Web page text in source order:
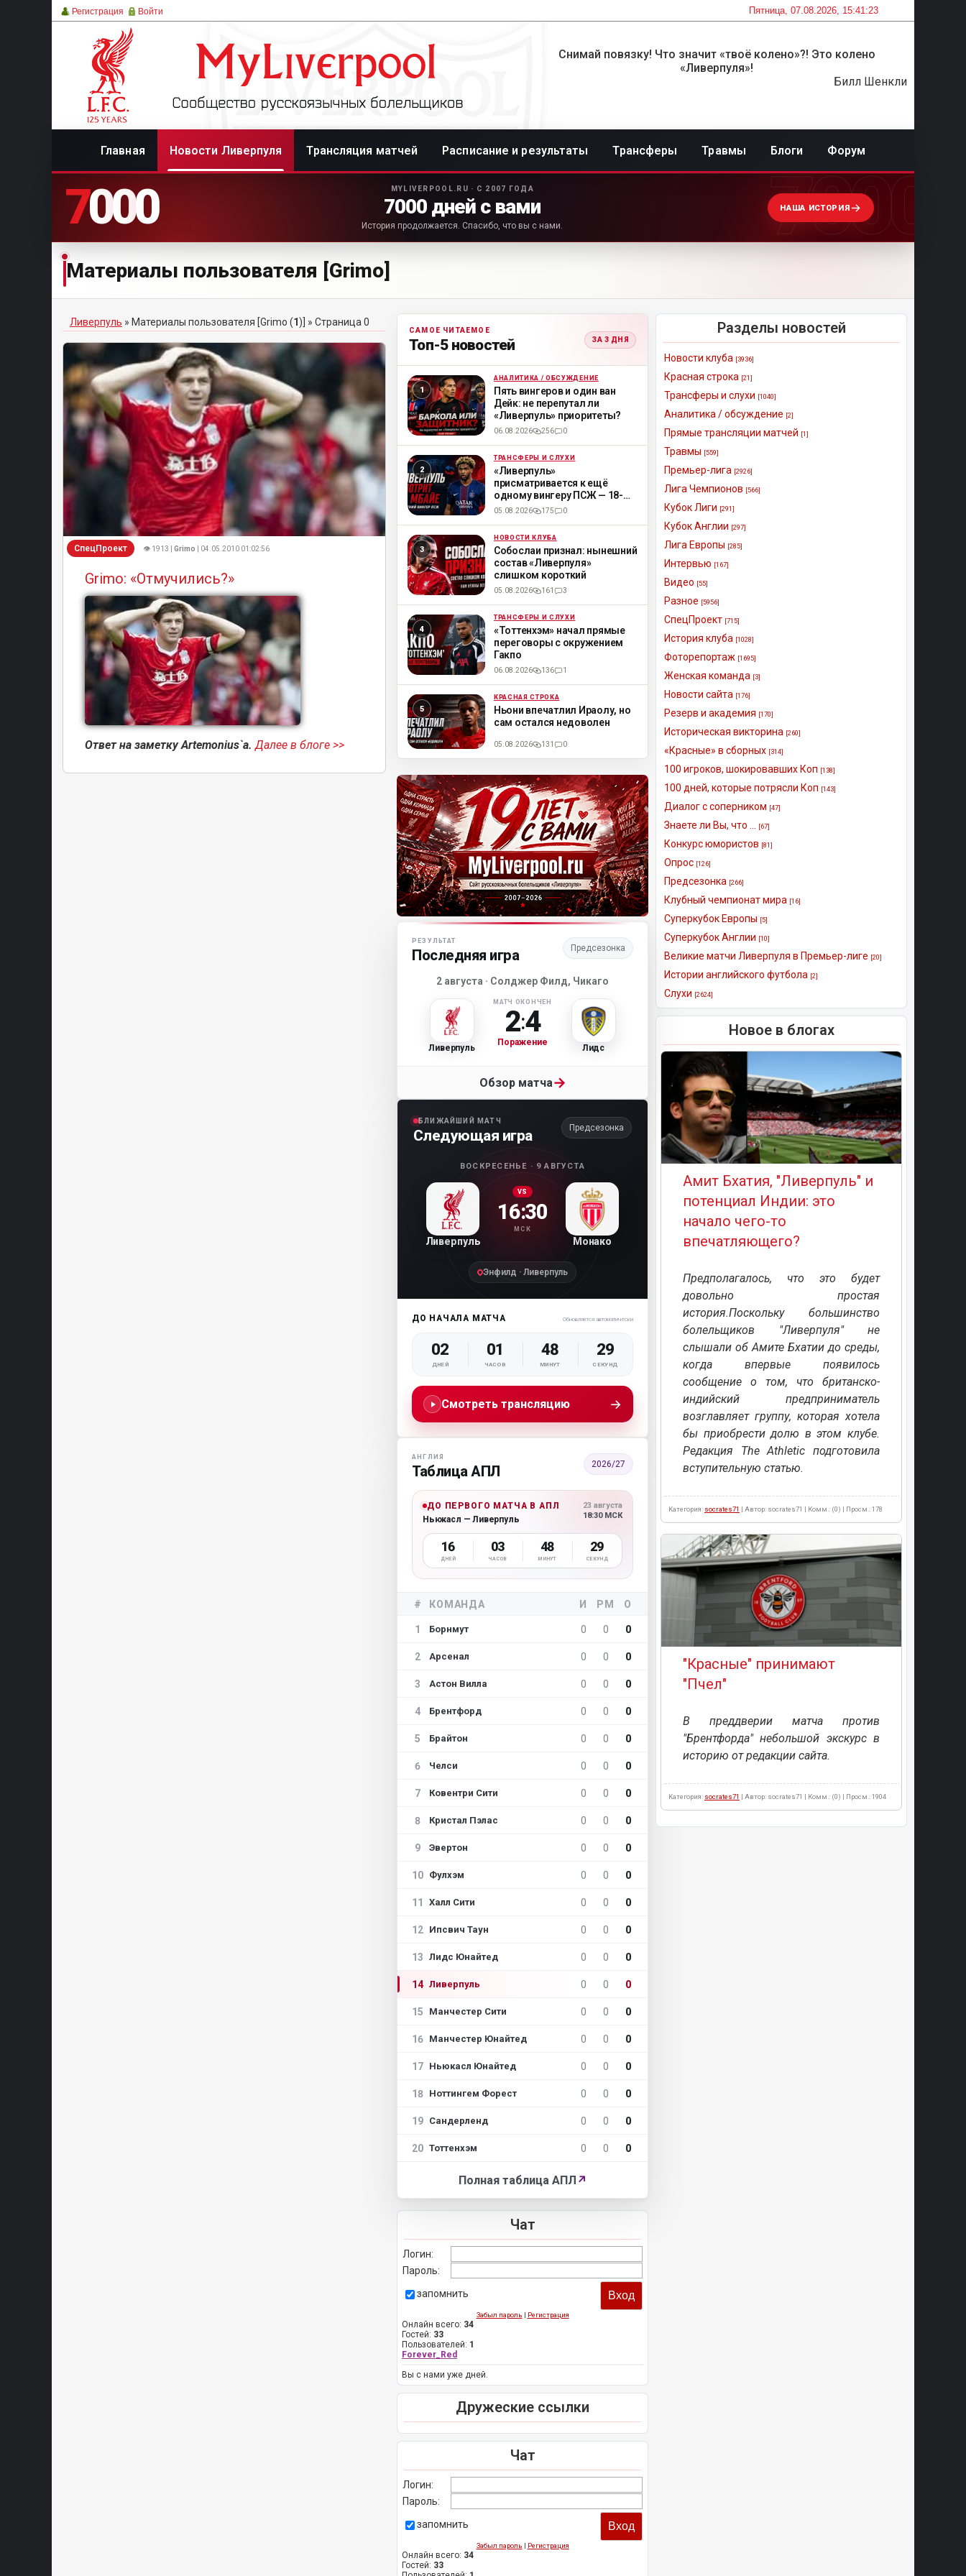
Пятница, 07.08.2026, 15:41:23
Регистрация Войти
Снимай повязку! Что значит «твоё колено»?! Это колено
«Ливерпуля»!
Билл Шенкли
Главная Новости Ливерпуля Трансляция матчей Расписание и результаты Трансферы Травмы Блоги Форум
7000
7000 MYLIVERPOOL.RU · С 2007 ГОДА
7000 дней с вами
История продолжается. Спасибо, что вы с нами.
НАША ИСТОРИЯ
Материалы пользователя [Grimo]
Ливерпуль » Материалы пользователя [Grimo (1 )] » Страница 0
СпецПроект 👁 1913 | Grimo | 04.05.2010 01:02:56
Grimo: «Отмучились?»
Ответ на заметку Artemonius`а. Далее в блоге >>
САМОЕ ЧИТАЕМОЕ
Топ-5 новостей ЗА 3 ДНЯ
ML АНАЛИТИКА / ОБСУЖДЕНИЕ
Пять вингеров и один ван
Дейк: не перепутал ли
«Ливерпуль» приоритеты?
06.08.2026 256 0
ML ТРАНСФЕРЫ И СЛУХИ
«Ливерпуль»
присматривается к ещё
одному вингеру ПСЖ — 18-
летнему Мбайе
05.08.2026 175 0
ML НОВОСТИ КЛУБА
Собослаи признал: нынешний
состав «Ливерпуля»
слишком короткий
05.08.2026 161 3
ML ТРАНСФЕРЫ И СЛУХИ
«Тоттенхэм» начал прямые
переговоры с окружением
Гакпо
06.08.2026 136 1
ML КРАСНАЯ СТРОКА
Ньони впечатлил Ираолу, но
сам остался недоволен
05.08.2026 131 0
Матч-центр «Ливерпуля»
РЕЗУЛЬТАТ
Последняя игра Предсезонка
2 августа · Солджер Филд, Чикаго
Ливерпуль
МАТЧ ОКОНЧЕН
2:4
Поражение
Лидс
Обзор матча→
БЛИЖАЙШИЙ МАТЧ
Следующая игра Предсезонка
ВОСКРЕСЕНЬЕ · 9 АВГУСТА
Ливерпуль
VS
16:30
МСК
Монако
Энфилд · Ливерпуль
ДО НАЧАЛА МАТЧА Обновляется автоматически
02
ДНЕЙ
01
ЧАСОВ
48
МИНУТ
28
СЕКУНД
Смотреть трансляцию →
АНГЛИЯ
Таблица АПЛ 2026/27
ДО ПЕРВОГО МАТЧА В АПЛ
Ньюкасл — Ливерпуль
23 августа
18:30 МСК
16
ДНЕЙ
03
ЧАСОВ
48
МИНУТ
28
СЕКУНД
# КОМАНДА И РМ О
1 Борнмут 0 0 0
2 Арсенал 0 0 0
3 Астон Вилла 0 0 0
4 Брентфорд 0 0 0
5 Брайтон 0 0 0
6 Челси 0 0 0
7 Ковентри Сити 0 0 0
8 Кристал Пэлас 0 0 0
9 Эвертон 0 0 0
10 Фулхэм 0 0 0
11 Халл Сити 0 0 0
12 Ипсвич Таун 0 0 0
13 Лидс Юнайтед 0 0 0
14 Ливерпуль 0 0 0
15 Манчестер Сити 0 0 0
16 Манчестер Юнайтед 0 0 0
17 Ньюкасл Юнайтед 0 0 0
18 Ноттингем Форест 0 0 0
19 Сандерленд 0 0 0
20 Тоттенхэм 0 0 0
Полная таблица АПЛ ↗
Чат
Логин:
Пароль:
запомнить
Забыл пароль | Регистрация
Онлайн всего: 34
Гостей: 33
Пользователей: 1
Forever_Red
Вы с нами уже дней.
Дружеские ссылки
Чат
Логин:
Пароль:
запомнить
Забыл пароль | Регистрация
Онлайн всего: 34
Гостей: 33
Разделы новостей
Новости клуба [3936]
Красная строка [21]
Трансферы и слухи [1040]
Аналитика / обсуждение [2]
Прямые трансляции матчей [1]
Травмы [559]
Премьер-лига [2926]
Лига Чемпионов [566]
Кубок Лиги [291]
Кубок Англии [297]
Лига Европы [285]
Интервью [167]
Видео [55]
Разное [5956]
СпецПроект [715]
История клуба [1028]
Фоторепортаж [1695]
Женская команда [3]
Новости сайта [176]
Резерв и академия [170]
Историческая викторина [260]
«Красные» в сборных [314]
100 игроков, шокировавших Коп [138]
100 дней, которые потрясли Коп [143]
Диалог с соперником [47]
Знаете ли Вы, что ... [67]
Конкурс юмористов [81]
Опрос [126]
Предсезонка [266]
Клубный чемпионат мира [16]
Суперкубок Европы [5]
Суперкубок Англии [10]
Великие матчи Ливерпуля в Премьер-лиге [20]
Истории английского футбола [2]
Слухи [2624]
Новое в блогах
Амит Бхатия, "Ливерпуль" и
потенциал Индии: это
начало чего-то
впечатляющего?
Предполагалось, что это будет
довольно простая
история.Поскольку большинство
болельщиков "Ливерпуля" не
слышали об Амите Бхатии до среды,
когда впервые появилось
сообщение о том, что британско-
индийский предприниматель
возглавляет группу, которая хотела
бы приобрести долю в этом клубе.
Редакция The Athletic подготовила
вступительную статью.
Категория: socrates71 | Автор: socrates71 | Комм.: (0) | Просм.: 178
"Красные" принимают
"Пчел"
В преддверии матча против
"Брентфорда" небольшой экскурс в
историю от редакции сайта.
Категория: socrates71 | Автор: socrates71 | Комм.: (0) | Просм.: 1904